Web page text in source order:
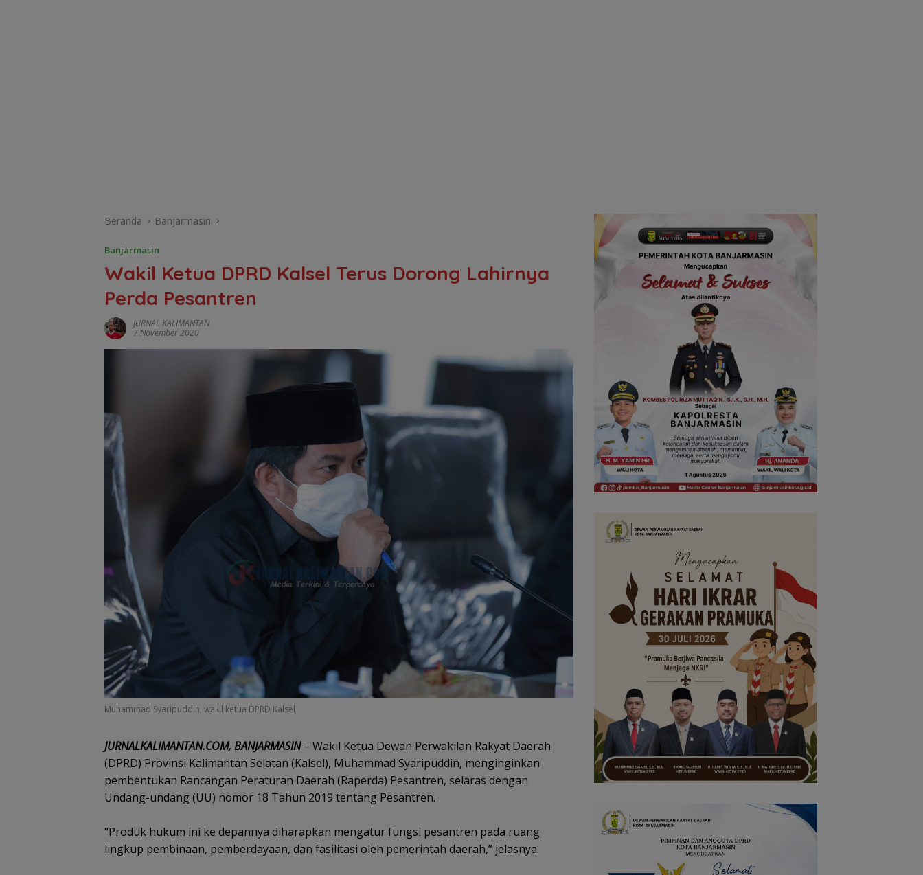
Beranda Banjarmasin
Banjarmasin
Wakil Ketua DPRD Kalsel Terus Dorong Lahirnya
Perda Pesantren
JURNAL KALIMANTAN
7 November 2020
Muhammad Syaripuddin, wakil ketua DPRD Kalsel
JURNALKALIMANTAN.COM, BANJARMASIN– Wakil Ketua Dewan Perwakilan Rakyat Daerah
(DPRD) Provinsi Kalimantan Selatan (Kalsel), Muhammad Syaripuddin, menginginkan
pembentukan Rancangan Peraturan Daerah (Raperda) Pesantren, selaras dengan
Undang-undang (UU) nomor 18 Tahun 2019 tentang Pesantren.
“Produk hukum ini ke depannya diharapkan mengatur fungsi pesantren pada ruang
lingkup pembinaan, pemberdayaan, dan fasilitasi oleh pemerintah daerah,” jelasnya.